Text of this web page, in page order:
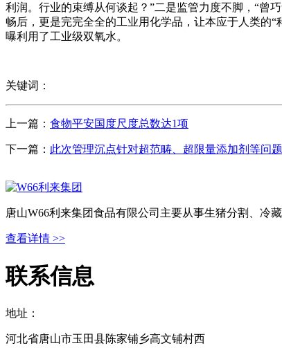
利润。行业的束缚从何谈起？”二是监管力度不脚，“曾
畅后，更是完完全全的工业用化学品，让本应于人类的
曝利用了工业级双氧水。
关键词：
上一篇： 食物平安国度尺度总数达1项
下一篇： 此次管理沉点针对超范畴、超限量添加剂等问题
唐山W66利来集团食品有限公司主要从事生猪分割、冷
查看详情 >>
联系信息
地址：
河北省唐山市玉田县陈家铺乡高文铺村西